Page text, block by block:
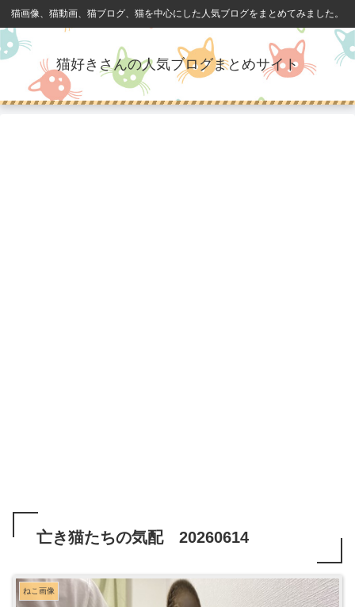
猫画像、猫動画、猫ブログ、猫を中心にした人気ブログをまとめてみました。
猫好きさんの人気ブログまとめサイト
亡き猫たちの気配 20260614
ねこ画像